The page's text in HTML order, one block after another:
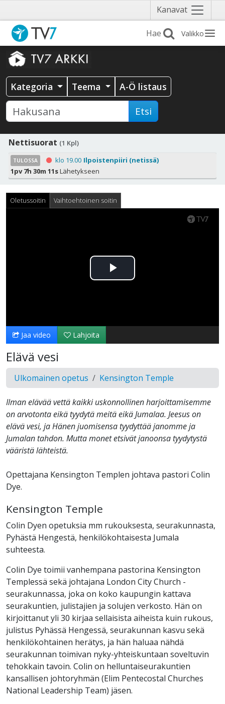
Kanavat Näytä
valikko
Valikko
Kategoria Teema A-Ö listaus
Etsi
Nettisuorat (1 Kpl)
TULOSSA klo 19.00 Ilpoistenpiiri (netissä)
1pv 7h 30m 11sLähetykseen
Oletussoitin Vaihtoehtoinen soitin
Toista
Jaa video Lahjoita
Elävä vesi
Ulkomainen opetus Kensington Temple
Ilman elävää vettä kaikki uskonnollinen harjoittamisemme
on arvotonta eikä tyydytä meitä eikä Jumalaa. Jeesus on
elävä vesi, ja Hänen juomisensa tyydyttää janomme ja
Jumalan tahdon. Mutta monet etsivät janoonsa tyydytystä
vääristä lähteistä.
Opettajana Kensington Templen johtava pastori Colin
Dye.
Kensington Temple
Colin Dyen opetuksia mm rukouksesta, seurakunnasta,
Pyhästä Hengestä, henkilökohtaisesta Jumala
suhteesta.
Colin Dye toimii vanhempana pastorina Kensington
Templessä sekä johtajana London City Church -
seurakunnassa, joka on koko kaupungin kattava
seurakuntien, julistajien ja solujen verkosto. Hän on
kirjoittanut yli 30 kirjaa sellaisista aiheista kuin rukous,
julistus Pyhässä Hengessä, seurakunnan kasvu sekä
henkilökohtainen herätys, ja hän haluaa nähdä
seurakunnan toimivan nyky-yhteiskuntaan soveltuvin
tehokkain tavoin. Colin on helluntaiseurakuntien
kansallisen johtoryhmän (Elim Pentecostal Churches
National Leadership Team) jäsen.